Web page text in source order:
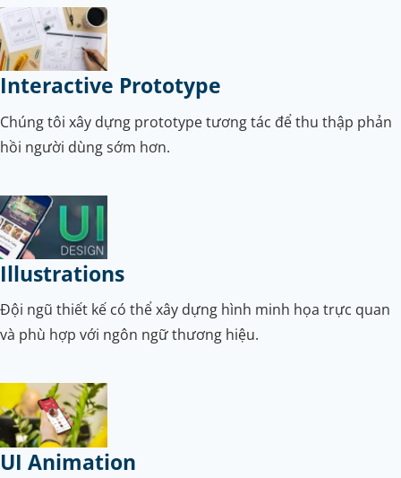
Interactive Prototype
Chúng tôi xây dựng prototype tương tác để thu thập phản
hồi người dùng sớm hơn.
Illustrations
Đội ngũ thiết kế có thể xây dựng hình minh họa trực quan
và phù hợp với ngôn ngữ thương hiệu.
UI Animation